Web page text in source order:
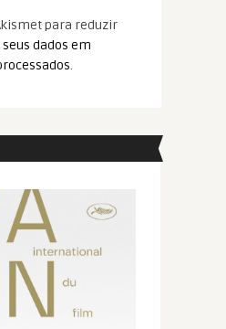
para reduzir
dados em
.